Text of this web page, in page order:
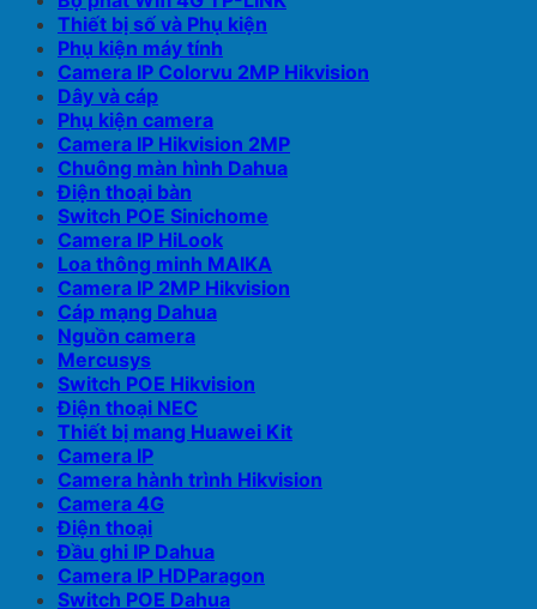
Thiết bị số và Phụ kiện
Phụ kiện máy tính
Camera IP Colorvu 2MP Hikvision
Dây và cáp
Phụ kiện camera
Camera IP Hikvision 2MP
Chuông màn hình Dahua
Điện thoại bàn
Switch POE Sinichome
Camera IP HiLook
Loa thông minh MAIKA
Camera IP 2MP Hikvision
Cáp mạng Dahua
Nguồn camera
Mercusys
Switch POE Hikvision
Điện thoại NEC
Thiết bị mang Huawei Kit
Camera IP
Camera hành trình Hikvision
Camera 4G
Điện thoại
Đầu ghi IP Dahua
Camera IP HDParagon
Switch POE Dahua